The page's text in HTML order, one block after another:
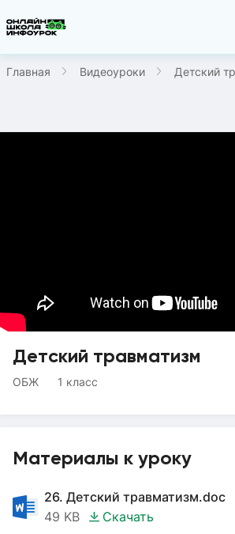
Главная Видеоуроки Детский
Детский травматизм
ОБЖ 1 класс
Материалы к уроку
26. Детский травматизм.doc
49 KB
Скачать